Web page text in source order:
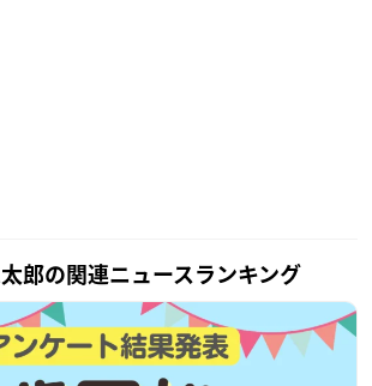
郎の関連ニュースランキング